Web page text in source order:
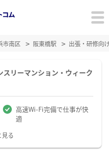
市南区 阪東橋駅 出張・研修向
リーマンション・ウィーク
高速Wi-Fi完備で仕事が快
適
見る